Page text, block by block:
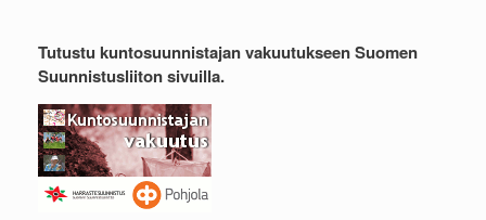
Tutustu kuntosuunnistajan vakuutukseen Suomen
Suunnistusliiton sivuilla.